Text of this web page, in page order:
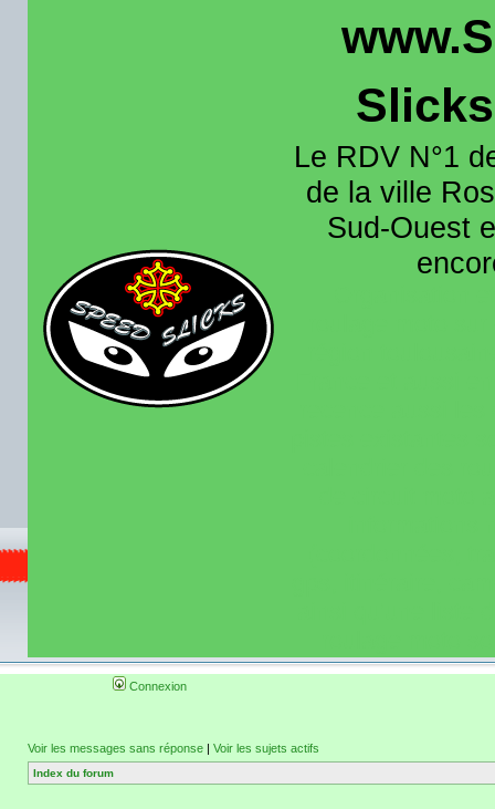
Le RDV N°1
de la ville
Sud-Ouest
Connexion
Voir les messages sans réponse | Voir les sujets actifs
Index du forum